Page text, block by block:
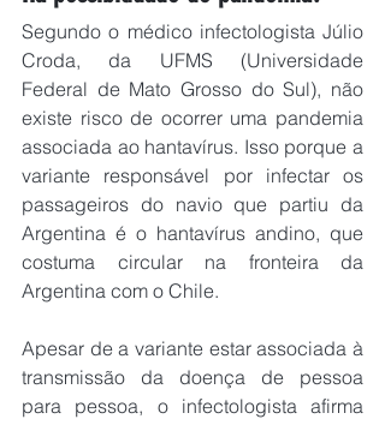
Segundo o médico infectologista Júlio
Croda, da UFMS (Universidade
Federal de Mato Grosso do Sul), não
existe risco de ocorrer uma pandemia
associada ao hantavírus. Isso porque a
variante responsável por infectar os
passageiros do navio que partiu da
Argentina é o hantavírus andino, que
costuma circular na fronteira da
Argentina com o Chile.
Apesar de a variante estar associada à
transmissão da doença de pessoa
para pessoa, o infectologista afirma